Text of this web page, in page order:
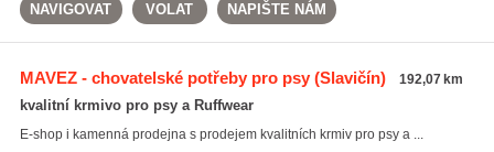
NAVIGOVAT VOLAT NAPIŠTE NÁM
MAVEZ - chovatelské potřeby pro psy(Slavičín) 192,07 km
kvalitní krmivo pro psy a Ruffwear
E-shop i kamenná prodejna s prodejem kvalitních krmiv pro psy a ...